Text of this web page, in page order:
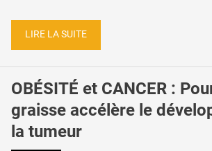
LIRE LA SUITE
OBÉSITÉ et CANCER :
graisse accélère le
la tumeur